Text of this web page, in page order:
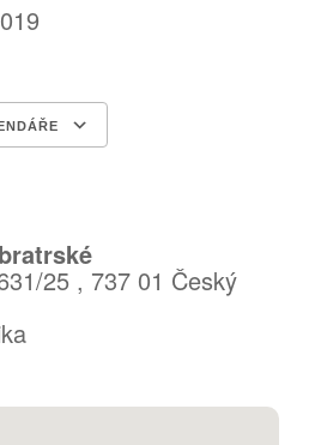
25 , 737 01 Český